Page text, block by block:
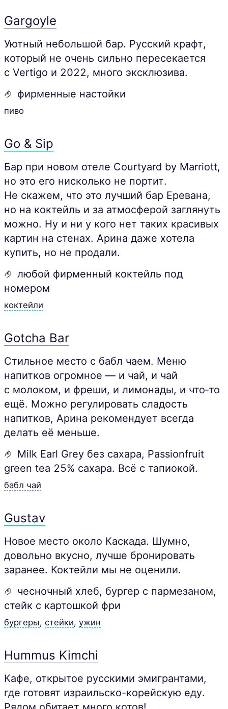
Gargoyle
Уютный небольшой бар. Русский крафт,
который не очень сильно пересекается
с Vertigo и 2022, много эксклюзива.
🤌 фирменные настойки
пиво
Go & Sip
Бар при новом отеле Courtyard by Marriott,
но это его нисколько не портит.
Не скажем, что это лучший бар Еревана,
но на коктейль и за атмосферой заглянуть
можно. Ну и ни у кого нет таких красивых
картин на стенах. Арина даже хотела
купить, но не продали.
🤌 любой фирменный коктейль под
номером
коктейли
Gotcha Bar
Стильное место с бабл чаем. Меню
напитков огромное — и чай, и чай
с молоком, и фреши, и лимонады, и что‑то
ещё. Можно регулировать сладость
напитков, Арина рекомендует всегда
делать её меньше.
🤌 Milk Earl Grey без сахара, Passionfruit
green tea 25% сахара. Всё с тапиокой.
бабл чай
Gustav
Новое место около Каскада. Шумно,
довольно вкусно, лучше бронировать
заранее. Коктейли мы не оценили.
🤌 чесночный хлеб, бургер с пармезаном,
стейк с картошкой фри
бургеры, стейки, ужин
Hummus Kimchi
Кафе, открытое русскими эмигрантами,
где готовят израильско-корейскую еду.